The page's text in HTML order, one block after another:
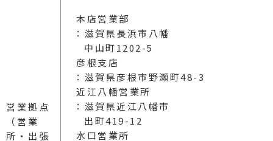
営業拠点
（営業
所・出張
本店営業部
：滋賀県長浜市八幡
中山町1202-5
彦根支店
：滋賀県彦根市野瀬町48-3
近江八幡営業所
：滋賀県近江八幡市
出町419-12
水口営業所